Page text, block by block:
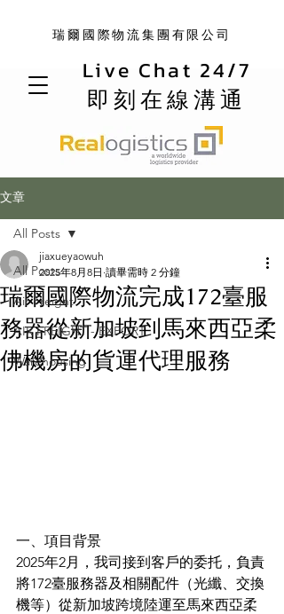
Live Chat 24/7
即刻在線溝通
瑞爾國際物流集團有限公司
文章
All Posts
Air Freight
AIR FREIGHT - EXPORT
Warehousing
All Posts
瑞爾國際物流完成172臺服
務器從新加坡到馬來西亞柔
佛機房的貨運代理服務
jiaxueyaowuh
2025年8月8日 讀畢需時 2 分鐘
一、項目背景
2025年2月，我司接到客戶的委托，負責
將172臺服務器及相關配件（光纖、交換
機等）從新加坡跨境陸運至馬來西亞柔